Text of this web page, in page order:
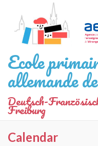
Inhalt
springen
(Eingabetaste
drücken)
Ecole
allemande
Deutsch-
Freiburg
Calendar